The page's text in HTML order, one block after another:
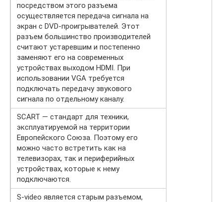
посредством этого разъема
осуществляется передача сигнала на
экран с DVD-проигрывателей. Этот
разъем большинство производителей
считают устаревшим и постепенно
заменяют его на современных
устройствах выходом HDMI. При
использовании VGA требуется
подключать передачу звукового
сигнала по отдельному каналу.
SCART — стандарт для техники,
эксплуатируемой на территории
Европейского Союза. Поэтому его
можно часто встретить как на
телевизорах, так и периферийных
устройствах, которые к нему
подключаются.
S-video является старым разъемом,